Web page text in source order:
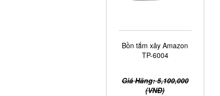
Bồn tắm xây Amazon
TP-6004
Giá Hãng: 5,100,000
(VNĐ)